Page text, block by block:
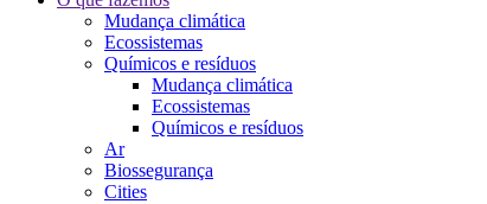
Mudança climática
Ecossistemas
Químicos e resíduos
Mudança climática
Ecossistemas
Químicos e resíduos
Ar
Biossegurança
Cities